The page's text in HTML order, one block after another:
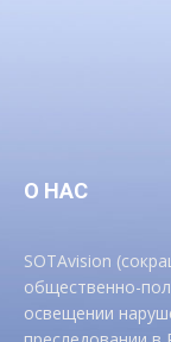
О НАС
SOTAvision
общественно-
освещении